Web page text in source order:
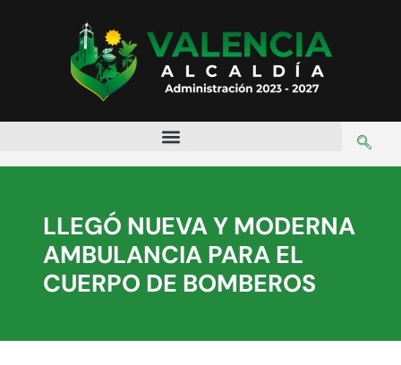
LLEGÓ NUEVA Y MODERNA
AMBULANCIA PARA EL
CUERPO DE BOMBEROS